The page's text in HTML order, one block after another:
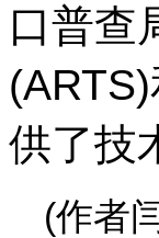
口普查
供了技
(作者